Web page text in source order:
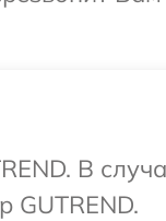
В
GUTREND.